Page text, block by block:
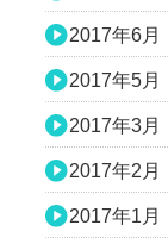
2017年6月
2017年5月
2017年3月
2017年2月
2017年1月